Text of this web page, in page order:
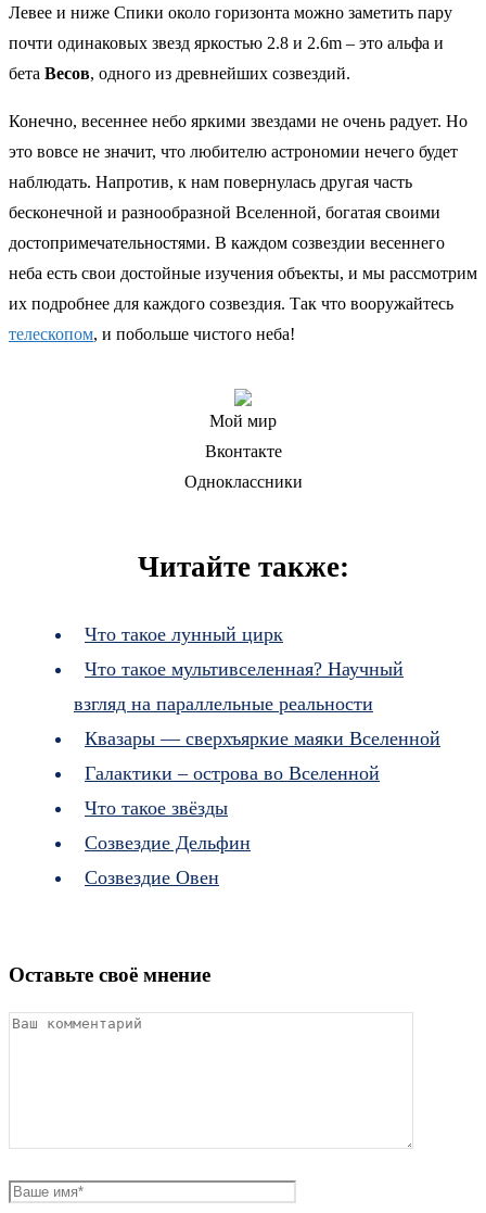
Левее и ниже Спики около горизонта можно заметить пару
почти одинаковых звезд яркостью 2.8 и 2.6m – это альфа и
бета Весов, одного из древнейших созвездий.
Конечно, весеннее небо яркими звездами не очень радует. Но
это вовсе не значит, что любителю астрономии нечего будет
наблюдать. Напротив, к нам повернулась другая часть
бесконечной и разнообразной Вселенной, богатая своими
достопримечательностями. В каждом созвездии весеннего
неба есть свои достойные изучения объекты, и мы рассмотрим
их подробнее для каждого созвездия. Так что вооружайтесь
телескопом, и побольше чистого неба!
Мой мир
Вконтакте
Одноклассники
Читайте также:
Что такое лунный цирк
Что такое мультивселенная? Научный
взгляд на параллельные реальности
Квазары — сверхъяркие маяки Вселенной
Галактики – острова во Вселенной
Что такое звёзды
Созвездие Дельфин
Созвездие Овен
Оставьте своё мнение